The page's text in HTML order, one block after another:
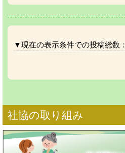
▼現在の表示条件での投稿総数：
社協の取り組み